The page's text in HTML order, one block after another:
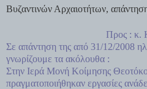
Βυζαντινών Αρχαιοτήτων,
Προς : κ.
Σε απάντηση της από 31/12/2008
γνωρίζουμε τα ακόλουθα :
Στην Ιερά Μονή Κοίμησης
πραγματοποιήθηκαν εργασίες